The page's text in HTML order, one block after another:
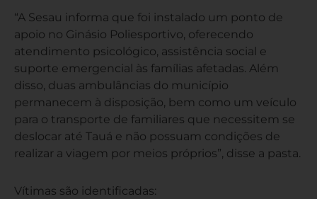
“A Sesau informa que foi instalado um ponto de
apoio no Ginásio Poliesportivo, oferecendo
atendimento psicológico, assistência social e
suporte emergencial às famílias afetadas. Além
disso, duas ambulâncias do município
permanecem à disposição, bem como um veículo
para o transporte de familiares que necessitem se
deslocar até Tauá e não possuam condições de
realizar a viagem por meios próprios”, disse a pasta.
Vítimas são identificadas: